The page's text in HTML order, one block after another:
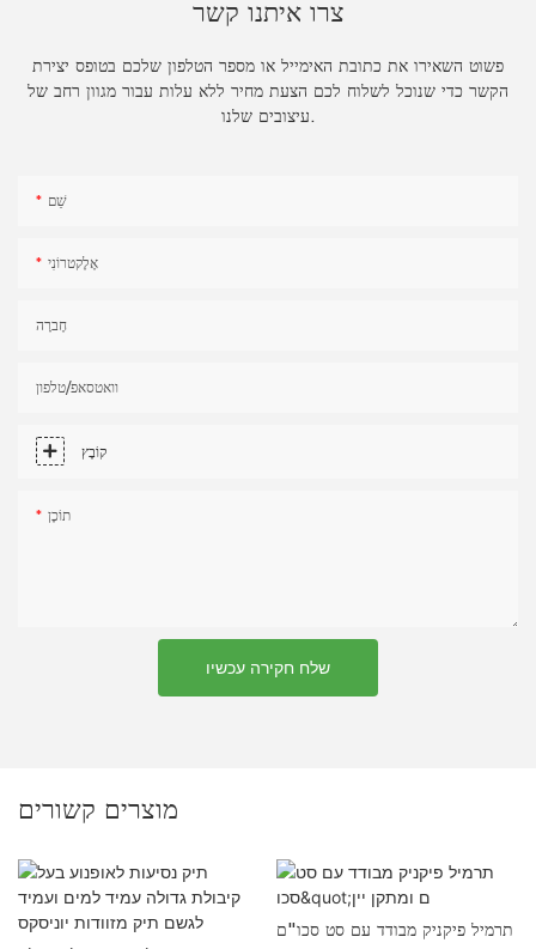
צרו איתנו קשר
פשוט השאירו את כתובת האימייל או מספר הטלפון שלכם בטופס יצירת
הקשר כדי שנוכל לשלוח לכם הצעת מחיר ללא עלות עבור מגוון רחב של
עיצובים שלנו.
שֵׁם
אֶלֶקטרוֹנִי
חֶברָה
וואטסאפ/טלפון
קוֹבֶץ
תוֹכֶן
שלח חקירה עכשיו
מוצרים קשורים
תרמיל פיקניק מבודד עם סט סכו"ם